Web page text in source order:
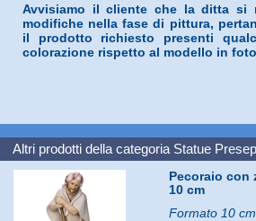
Avvisiamo il cliente che la ditta si
modifiche nella fase di pittura,
il prodotto richiesto presenti
colorazione rispetto al modello in
Altri prodotti della categoria Statue
Pecoraio con
10 cm
Formato 10 cm